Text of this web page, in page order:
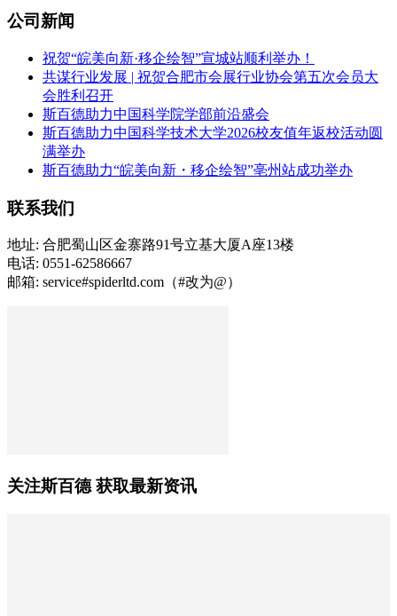
公司新闻
祝贺“皖美向新·移企绘智”宣城站顺利举办！
共谋行业发展 | 祝贺合肥市会展行业协会第五次会员大
会胜利召开
斯百德助力中国科学院学部前沿盛会
斯百德助力中国科学技术大学2026校友值年返校活动圆
满举办
斯百德助力“皖美向新・移企绘智”亳州站成功举办
联系我们
地址: 合肥蜀山区金寨路91号立基大厦A座13楼
电话: 0551-62586667
邮箱: service#spiderltd.com（#改为@）
关注斯百德 获取最新资讯